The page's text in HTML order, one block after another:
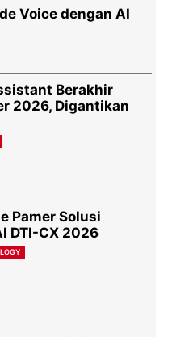
Voice dengan AI
Berakhir
2026, Digantikan
Pamer Solusi
DTI-CX 2026